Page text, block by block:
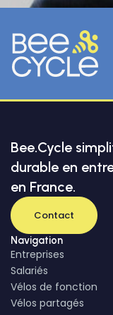
Bee.Cycle
durable en
en France.
Contact
Navigation
Entreprises
Salariés
Vélos de fonction
Vélos partagés